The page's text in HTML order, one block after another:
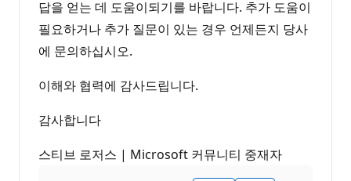
답을 얻는 데 도움이되기를 바랍니다. 추가 도움이
필요하거나 추가 질문이 있는 경우 언제든지 당사
에 문의하십시오.
이해와 협력에 감사드립니다.
감사합니다
스티브 로저스 | Microsoft 커뮤니티 중재자